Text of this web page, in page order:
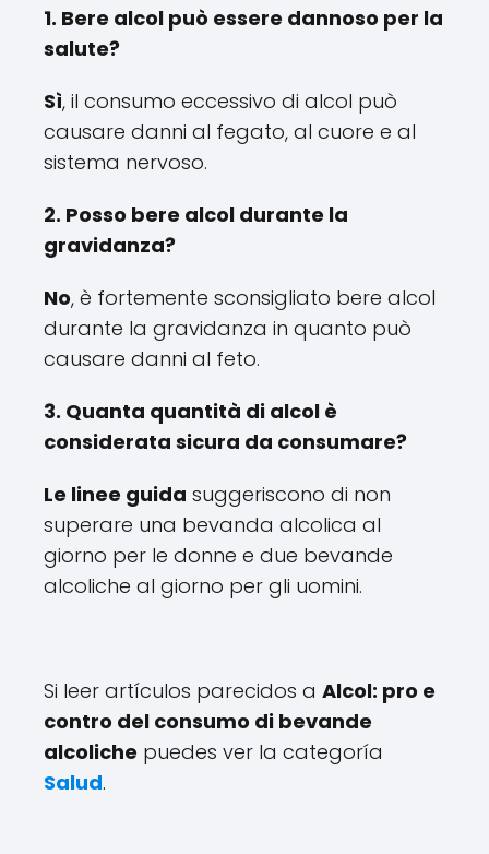
1. Bere alcol può essere dannoso per la
salute?
Sì, il consumo eccessivo di alcol può
causare danni al fegato, al cuore e al
sistema nervoso.
2. Posso bere alcol durante la
gravidanza?
No, è fortemente sconsigliato bere alcol
durante la gravidanza in quanto può
causare danni al feto.
3. Quanta quantità di alcol è
considerata sicura da consumare?
Le linee guida suggeriscono di non
superare una bevanda alcolica al
giorno per le donne e due bevande
alcoliche al giorno per gli uomini.
Si leer artículos parecidos a Alcol: pro e
contro del consumo di bevande
alcoliche puedes ver la categoría
Salud.